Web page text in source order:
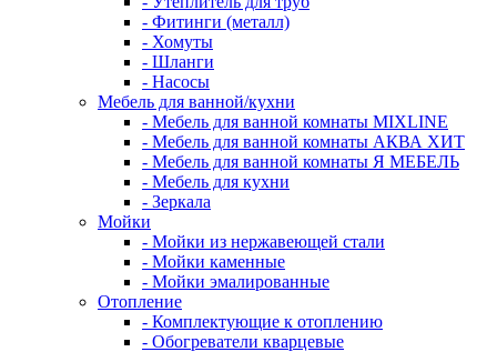
- Фитинги (металл)
- Хомуты
- Шланги
- Насосы
Мебель для ванной/кухни
- Мебель для ванной комнаты MIXLINE
- Мебель для ванной комнаты АКВА ХИТ
- Мебель для ванной комнаты Я МЕБЕЛЬ
- Мебель для кухни
- Зеркала
Мойки
- Мойки из нержавеющей стали
- Мойки каменные
- Мойки эмалированные
Отопление
- Комплектующие к отоплению
- Обогреватели кварцевые